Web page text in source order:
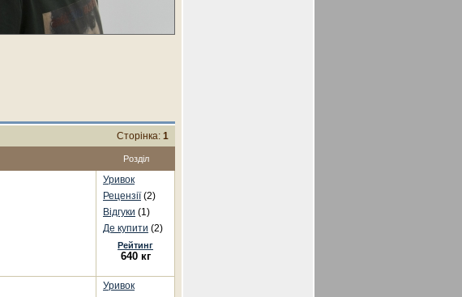
Сторінка: 1
Розділ
Уривок
Рецензії(2)
Відгуки (1)
Де купити (2)
Рейтинг
640 кг
Уривок